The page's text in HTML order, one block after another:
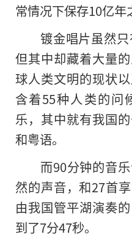
常情况下保存10亿年
镀金唱片虽然只
但其中却藏着大量
球人类文明的现状
含着55种人类的问
乐，其中就有我国
和粤语。
而90分钟的音
然的声音，和27首
由我国管平湖演奏
到了7分47秒。